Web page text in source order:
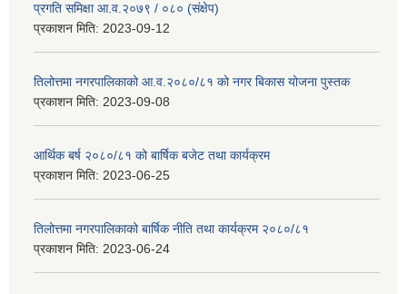
प्रगति समिक्षा आ.व.२०७९ / ०८० (संक्षेप)
प्रकाशन मिति: 2023-09-12
तिलोत्तमा नगरपालिकाको आ.व.२०८०/८१ को नगर बिकास योजना पुस्तक
प्रकाशन मिति: 2023-09-08
आर्थिक बर्ष २०८०/८१ को बार्षिक बजेट तथा कार्यक्रम
प्रकाशन मिति: 2023-06-25
तिलोत्तमा नगरपालिकाको बार्षिक नीति तथा कार्यक्रम २०८०/८१
प्रकाशन मिति: 2023-06-24